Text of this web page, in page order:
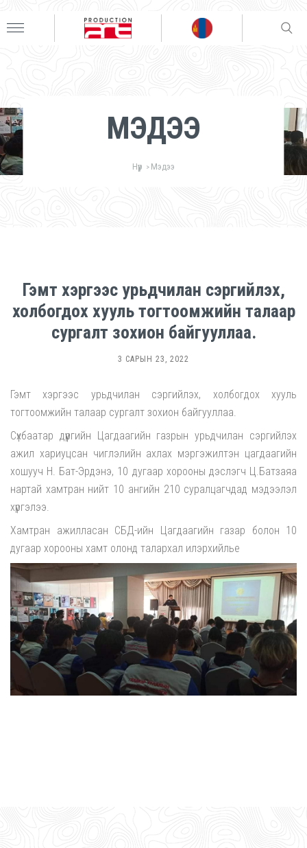
МЭДЭЭ
Нүүр > Мэдээ
Гэмт хэргээс урьдчилан сэргийлэх,
холбогдох хууль тогтоомжийн талаар
сургалт зохион байгууллаа.
3 САРЫН 23, 2022
Гэмт хэргээс урьдчилан сэргийлэх, холбогдох хууль
тогтоомжийн талаар сургалт зохион байгууллаа.
Сүхбаатар дүүргийн Цагдаагийн газрын урьдчилан сэргийлэх
ажил хариуцсан чиглэлийн ахлах мэргэжилтэн цагдаагийн
хошууч Н. Бат-Эрдэнэ, 10 дугаар хорооны дэслэгч Ц.Батзаяа
нартай хамтран нийт 10 ангийн 210 суралцагчдад мэдээлэл
хүргэлээ.
Хамтран ажилласан СБД-ийн Цагдаагийн газар болон 10
дугаар хорооны хамт олонд талархал илэрхийлье